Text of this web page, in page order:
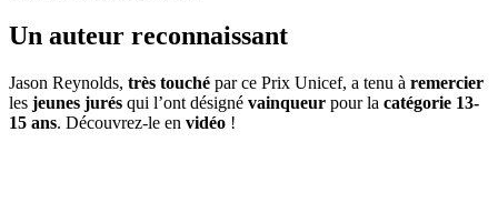
Un auteur reconnaissant
Jason Reynolds, très touché par ce Prix Unicef, a tenu à remercier
les jeunes jurés qui l’ont désigné vainqueur pour la catégorie 13-
15 ans. Découvrez-le en vidéo !